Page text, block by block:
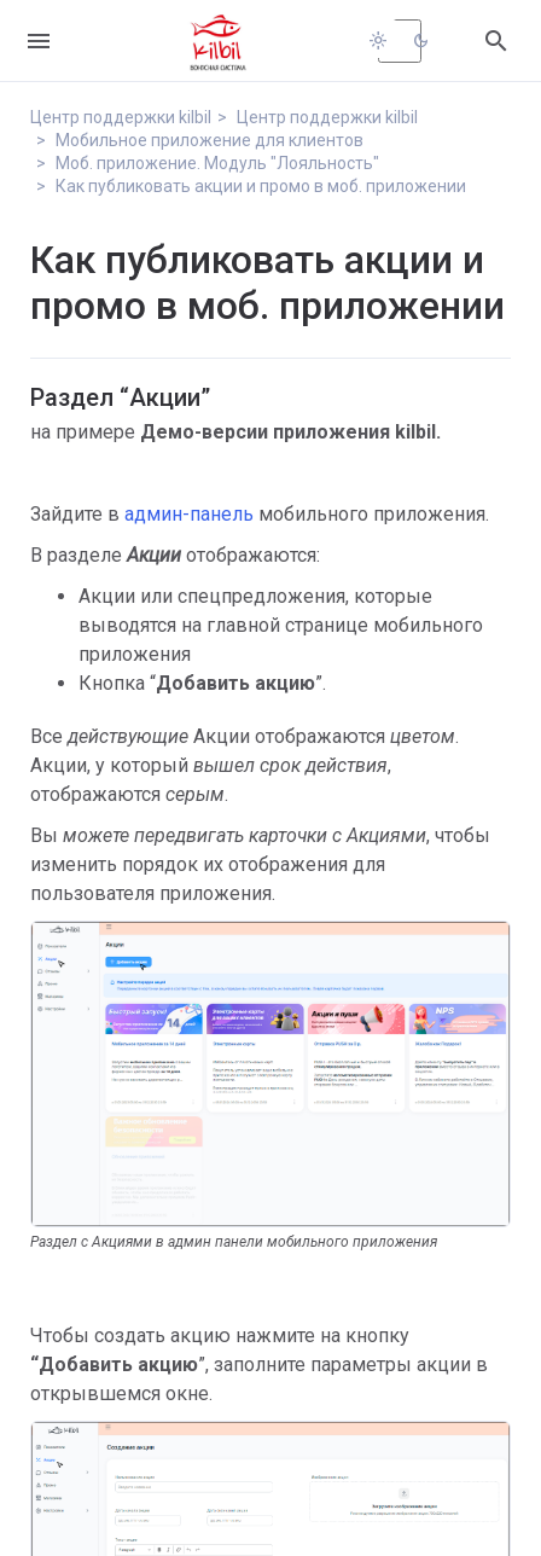
 light_mode dark_mode 
Центр поддержки kilbil
Центр поддержки kilbil
Мобильное приложение для клиентов
Моб. приложение. Модуль "Лояльность"
Как публиковать акции и промо в моб. приложении
Как публиковать акции и
промо в моб. приложении
Раздел “Акции”
на примере Демо-версии приложения kilbil.
Зайдите в админ-панель мобильного приложения.
В разделеАкции отображаются:
Акции или спецпредложения, которые
выводятся на главной странице мобильного
приложения
Кнопка “Добавить акцию”.
Вседействующие Акции отображаются цветом.
Акции, у который вышел срок действия,
отображаются серым.
Вы можете передвигать карточки с Акциями, чтобы
изменить порядок их отображения для
пользователя приложения.
Раздел с Акциями в админ панели мобильного приложения
Чтобы создать акцию нажмите на кнопку
“Добавить акцию”, заполните параметры акции в
открывшемся окне.